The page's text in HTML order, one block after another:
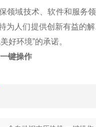
领域技术、软件和服务
为人们提供创新有益的
好环境”的承诺。
键操作